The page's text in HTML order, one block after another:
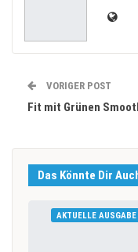
VORIGER POST
Fit mit Grünen
Das Könnte Dir
AKTUELLE AUSGABE